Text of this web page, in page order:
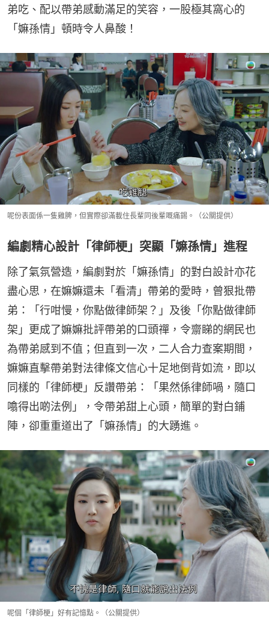
弟吃、配以帶弟感動滿足的笑容，一股極其窩心的
「嫲孫情」頓時令人鼻酸！
呢份表面係一隻雞脾，但實際卻滿載住長輩同後輩嘅痛錫。（公關提供）
編劇精心設計「律師梗」突顯「嫲孫情」進程
除了氣氛營造，編劇對於「嫲孫情」的對白設計亦花
盡心思，在嫲嫲還未「看清」帶弟的愛時，曾狠批帶
弟：「行咁慢，你點做律師架？」及後「你點做律師
架」更成了嫲嫲批評帶弟的口頭禪，令齋睇的網民也
為帶弟感到不值；但直到一次，二人合力查案期間，
嫲嫲直擊帶弟對法律條文信心十足地倒背如流，即以
同樣的「律師梗」反讚帶弟：「果然係律師喎，隨口
噏得出啲法例」，令帶弟甜上心頭，簡單的對白鋪
陣，卻重重道出了「嫲孫情」的大踴進。
呢個「律師梗」好有記憶點。（公關提供）